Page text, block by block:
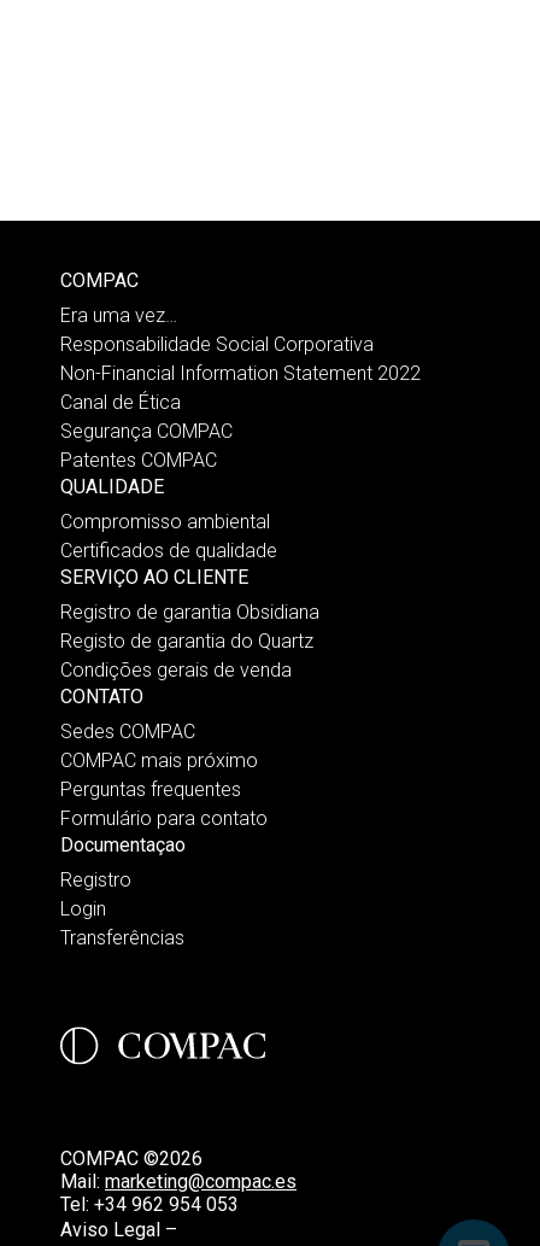
COMPAC
Era uma vez…
Responsabilidade Social Corporativa
Non-Financial Information Statement 2022
Canal de Ética
Segurança COMPAC
Patentes COMPAC
QUALIDADE
Compromisso ambiental
Certificados de qualidade
SERVIÇO AO CLIENTE
Registro de garantia Obsidiana
Registo de garantia do Quartz
Condições gerais de venda
CONTATO
Sedes COMPAC
COMPAC mais próximo
Perguntas frequentes
Formulário para contato
Documentaçao
Registro
Login
Transferências
COMPAC ©2026
Mail: marketing@compac.es
Tel: +34 962 954 053
Aviso Legal –